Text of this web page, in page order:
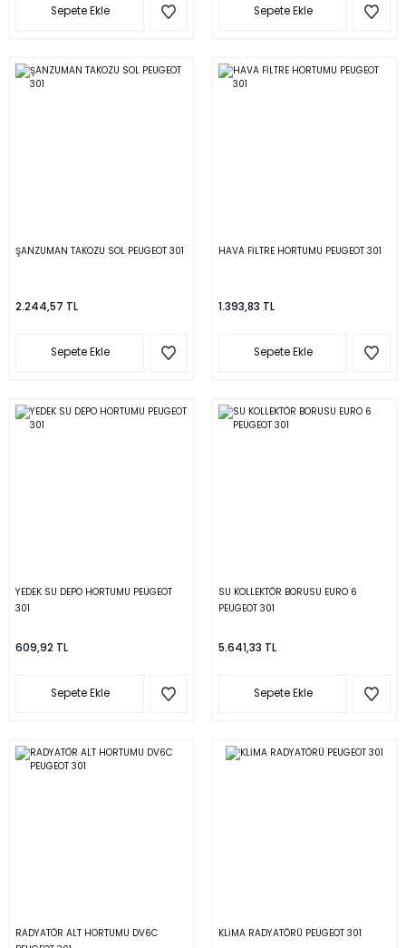
Sepete Ekle Sepete Ekle
ŞANZUMAN TAKOZU SOL PEUGEOT 301
2.244,57 TL
Sepete Ekle
HAVA FİLTRE HORTUMU PEUGEOT 301
1.393,83 TL
Sepete Ekle
YEDEK SU DEPO HORTUMU PEUGEOT
301
609,92 TL
Sepete Ekle
SU KOLLEKTÖR BORUSU EURO 6
PEUGEOT 301
5.641,33 TL
Sepete Ekle
RADYATÖR ALT HORTUMU DV6C
KLİMA RADYATÖRÜ PEUGEOT 301